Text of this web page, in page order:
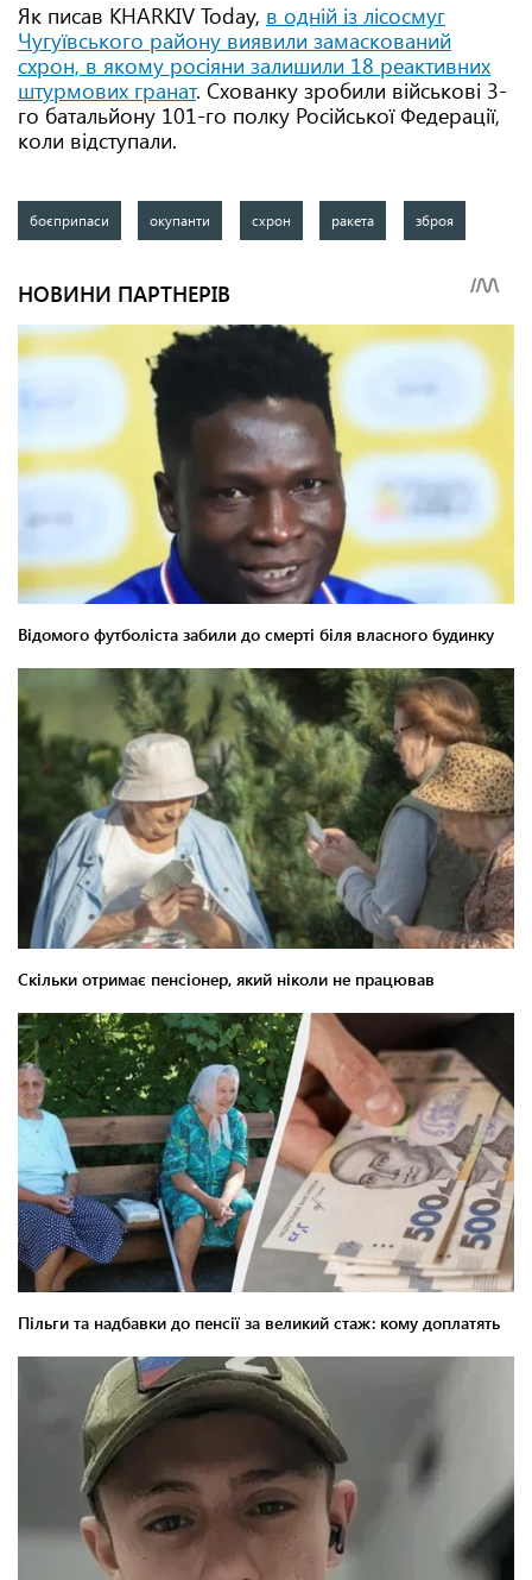
Як писав KHARKIV Today, в одній із лісосмуг
Чугуївського району виявили замаскований
схрон, в якому росіяни залишили 18 реактивних
штурмових гранат. Схованку зробили військові 3-
го батальйону 101-го полку Російської Федерації,
коли відступали.
боєприпаси окупанти схрон ракета зброя